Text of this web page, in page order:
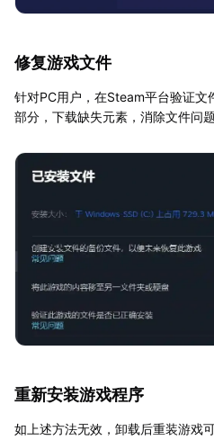
修复游戏文件
针对PC用户，在Steam平台验证文
部分，下载缺失元素，消除文件问
重新安装游戏程序
如上述方法无效，卸载后重装游戏